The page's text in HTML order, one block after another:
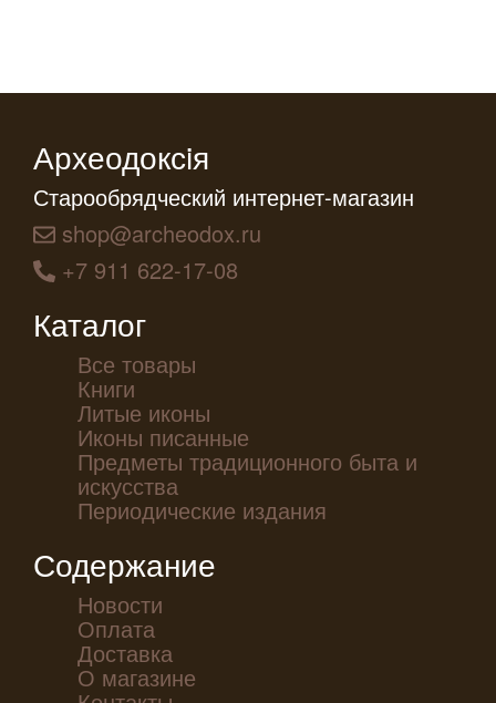
Археодоксiя
Старообрядческий интернет-магазин
shop@archeodox.ru
+7 911 622-17-08
Каталог
Все товары
Книги
Литые иконы
Иконы писанные
Предметы традиционного быта и
искусства
Периодические издания
Содержание
Новости
Оплата
Доставка
О магазине